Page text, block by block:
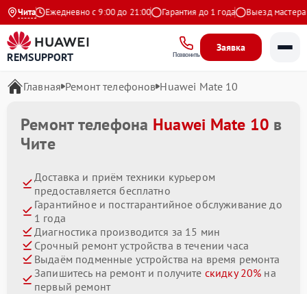
ЧитаЕжедневно с 9:00 до 21:00 Гарантия до 1 года Выезд мастера
REMSUPPORT Позвонить
Заявка
Главная Ремонт телефонов Huawei Mate 10
Ремонт телефона Huawei Mate 10 в
Чите
Доставка и приём техники курьером
предоставляется бесплатно
Гарантийное и постгарантийное обслуживание до
1 года
Диагностика производится за 15 мин
Срочный ремонт устройства в течении часа
Выдаём подменные устройства на время ремонта
Запишитесь на ремонт и получите скидку 20% на
первый ремонт